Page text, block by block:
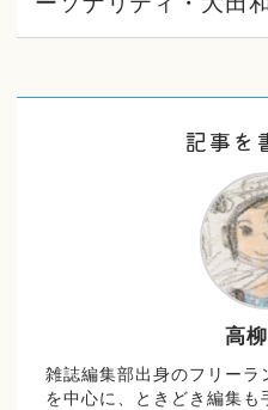
記事を
高
雑誌編集部出身のフリーラ
を中心に、ときどき編集